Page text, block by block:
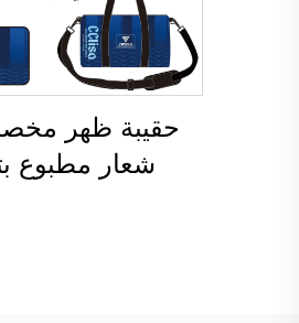
حقيبة ظهر
شعار مطبوع